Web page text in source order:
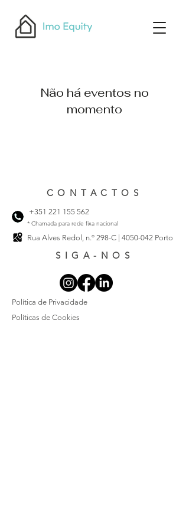
Não há eventos no
momento
CONTACTOS
+351 221 155 562
* Chamada para rede fixa nacional
Rua Alves Redol, n.º 298-C | 4050-042 Porto
SIGA-NOS
Política de Privacidade
Políticas de Cookies